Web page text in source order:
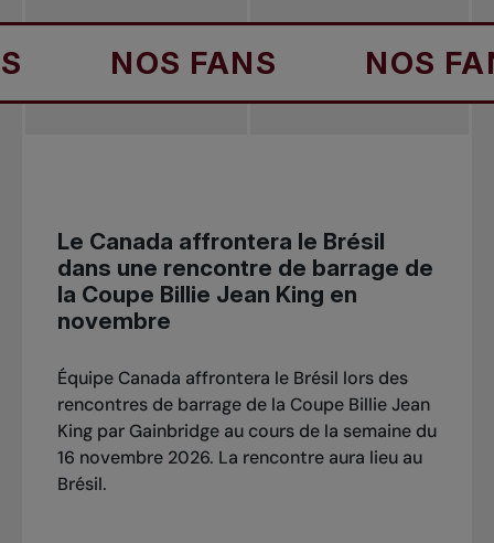
NOS FANS NOS FANS
Le Canada affrontera le Brésil
dans une rencontre de barrage de
la Coupe Billie Jean King en
novembre
Équipe Canada affrontera le Brésil lors des
rencontres de barrage de la Coupe Billie Jean
King par Gainbridge au cours de la semaine du
16 novembre 2026. La rencontre aura lieu au
Brésil.